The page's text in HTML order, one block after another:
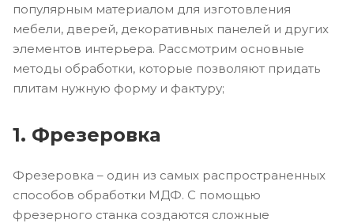
популярным материалом для изготовления
мебели, дверей, декоративных панелей и других
элементов интерьера. Рассмотрим основные
методы обработки, которые позволяют придать
плитам нужную форму и фактуру;
1. Фрезеровка
Фрезеровка – один из самых распространенных
способов обработки МДФ. С помощью
фрезерного станка создаются сложные